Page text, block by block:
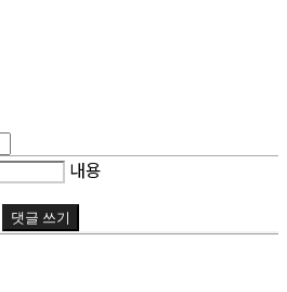
내용
댓글 쓰기